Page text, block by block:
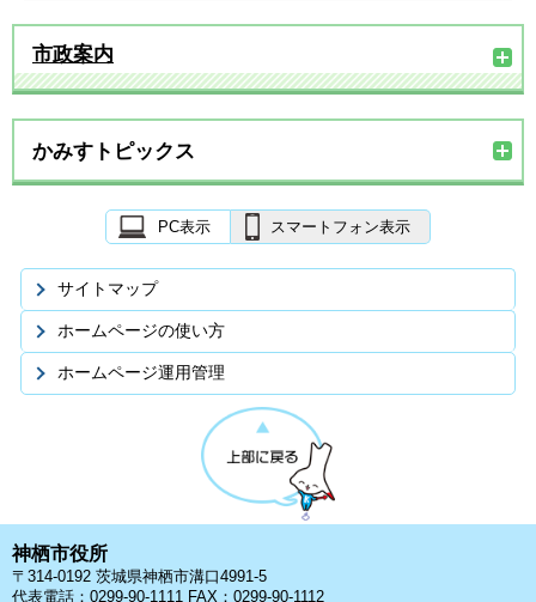
市政案内
かみすトピックス
PC表示 スマートフォン表示
サイトマップ
ホームページの使い方
ホームページ運用管理
神栖市役所
〒314-0192 茨城県神栖市溝口4991-5
代表電話：0299-90-1111 FAX：0299-90-1112